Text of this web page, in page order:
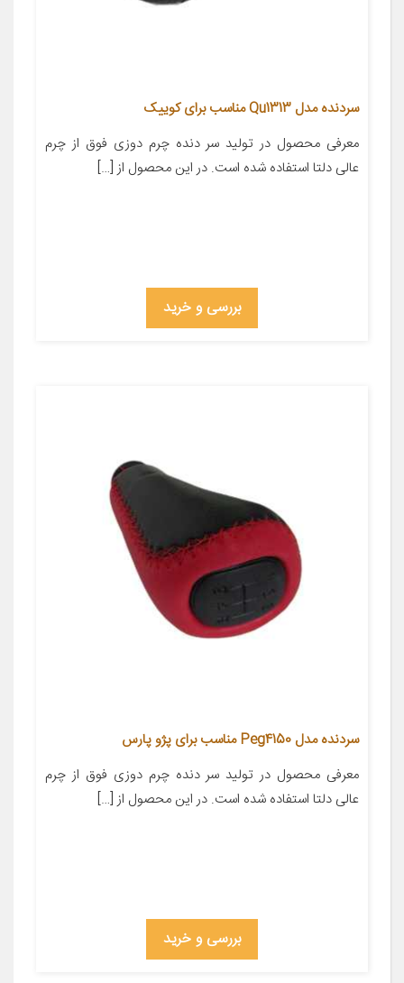
سردنده مدل Qu1313 مناسب برای کوییک
معرفی محصول در تولید سر دنده چرم دوزی فوق از چرم
عالی دلتا استفاده شده است. در این محصول از […]
بررسی و خرید
سردنده مدل Peg4150 مناسب برای پژو پارس
معرفی محصول در تولید سر دنده چرم دوزی فوق از چرم
عالی دلتا استفاده شده است. در این محصول از […]
بررسی و خرید